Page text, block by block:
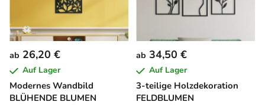
Modernes Wandbild
BLÜHENDE BLUMEN
ab 26,20 €
Auf Lager
3-teilige Holzdekoration
FELDBLUMEN
ab 34,50 €
Auf Lager